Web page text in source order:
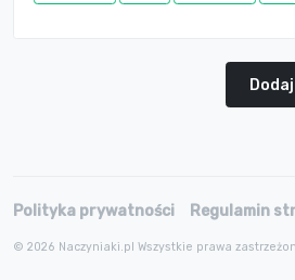
Polityka prywatności Regulamin
© 2026 Naczyniaki.pl Wszystkie prawa